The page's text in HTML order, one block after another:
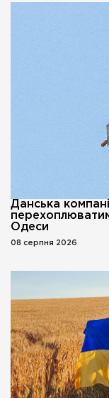
Данська
Одеси
08 серпня 2026